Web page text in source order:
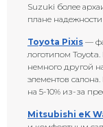
Suzuki более
плане
Toyota Pixis —
логотипом Toyota.
немного другой
элементов
на 5-10% из-за
Mitsubishi eK